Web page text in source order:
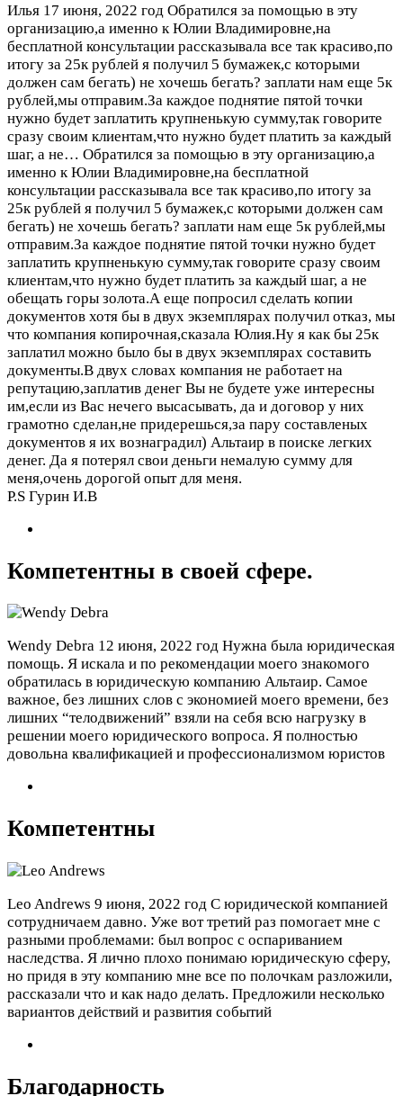
Илья 17 июня, 2022 год Обратился за помощью в эту
организацию,а именно к Юлии Владимировне,на
бесплатной консультации рассказывала все так красиво,по
итогу за 25к рублей я получил 5 бумажек,с которыми
должен сам бегать) не хочешь бегать? заплати нам еще 5к
рублей,мы отправим.За каждое поднятие пятой точки
нужно будет заплатить крупненькую сумму,так говорите
сразу своим клиентам,что нужно будет платить за каждый
шаг, а не… Обратился за помощью в эту организацию,а
именно к Юлии Владимировне,на бесплатной
консультации рассказывала все так красиво,по итогу за
25к рублей я получил 5 бумажек,с которыми должен сам
бегать) не хочешь бегать? заплати нам еще 5к рублей,мы
отправим.За каждое поднятие пятой точки нужно будет
заплатить крупненькую сумму,так говорите сразу своим
клиентам,что нужно будет платить за каждый шаг, а не
обещать горы золота.А еще попросил сделать копии
документов хотя бы в двух экземплярах получил отказ, мы
что компания копирочная,сказала Юлия.Ну я как бы 25к
заплатил можно было бы в двух экземплярах составить
документы.В двух словах компания не работает на
репутацию,заплатив денег Вы не будете уже интересны
им,если из Вас нечего высасывать, да и договор у них
грамотно сделан,не придерешься,за пару составленых
документов я их вознаградил) Альтаир в поиске легких
денег. Да я потерял свои деньги немалую сумму для
меня,очень дорогой опыт для меня.
P.S Гурин И.В
Компетентны в своей сфере.
Wendy Debra 12 июня, 2022 год Нужна была юридическая
помощь. Я искала и по рекомендации моего знакомого
обратилась в юридическую компанию Альтаир. Самое
важное, без лишних слов с экономией моего времени, без
лишних “телодвижений” взяли на себя всю нагрузку в
решении моего юридического вопроса. Я полностью
довольна квалификацией и профессионализмом юристов
Компетентны
Leo Andrews 9 июня, 2022 год С юридической компанией
сотрудничаем давно. Уже вот третий раз помогает мне с
разными проблемами: был вопрос с оспариванием
наследства. Я лично плохо понимаю юридическую сферу,
но придя в эту компанию мне все по полочкам разложили,
рассказали что и как надо делать. Предложили несколько
вариантов действий и развития событий
Благодарность